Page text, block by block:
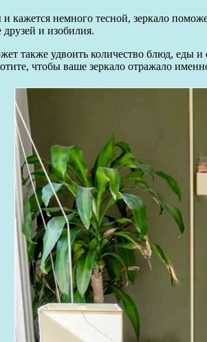
кажется немного тесной, зеркало
и изобилия.
также удвоить количество блюд, еды
чтобы ваше зеркало отражало